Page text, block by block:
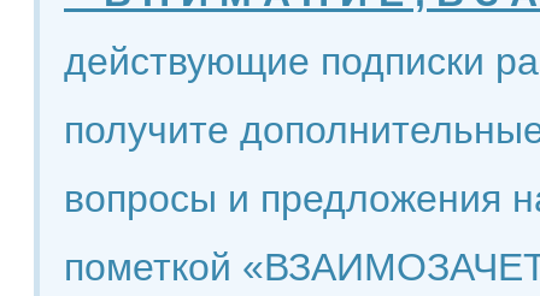
действующие подписки
получите
вопросы и предложения
пометкой